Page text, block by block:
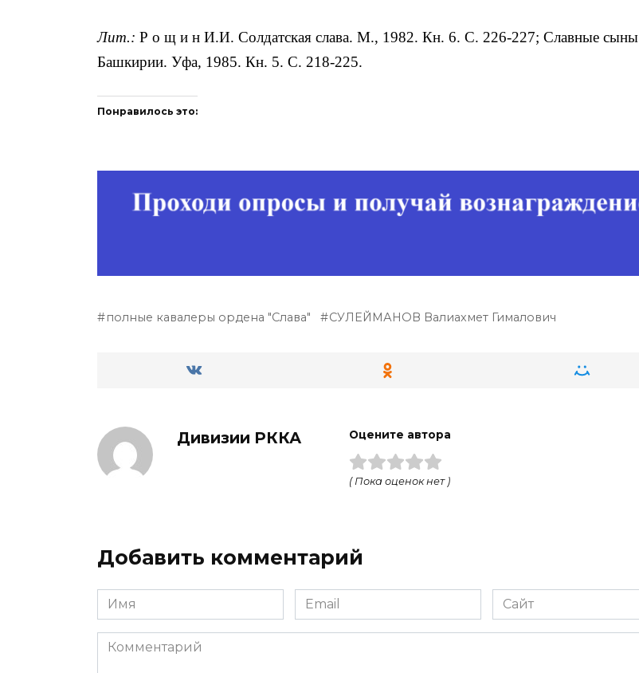
Лит.: Р о щ и н И.И. Солдатская слава. М., 1982. Кн. 6. С. 226-227; Славные сыны
Башки­рии. Уфа, 1985. Кн. 5. С. 218-225.
Понравилось это:
полные кавалеры ордена "Слава" СУЛЕЙМАНОВ Валиахмет Гималович
Дивизии РККА Оцените автора
( Пока оценок нет )
Добавить комментарий
Имя Email Сайт
Комментарий